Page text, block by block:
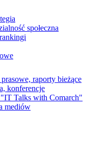
społeczna
raporty bieżące
konferencje
"IT Talks with Comarch"
mediów